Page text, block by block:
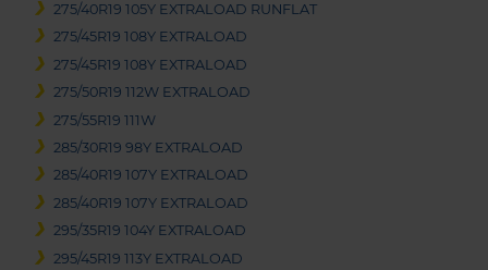
275/40R19 105Y EXTRALOAD RUNFLAT
275/45R19 108Y EXTRALOAD
275/45R19 108Y EXTRALOAD
275/50R19 112W EXTRALOAD
275/55R19 111W
285/30R19 98Y EXTRALOAD
285/40R19 107Y EXTRALOAD
285/40R19 107Y EXTRALOAD
295/35R19 104Y EXTRALOAD
295/45R19 113Y EXTRALOAD